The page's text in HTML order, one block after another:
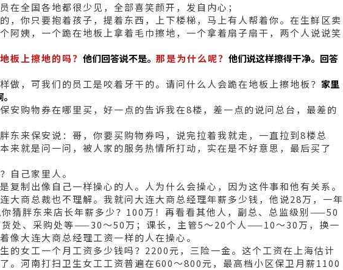
在全国各地都很少见，全部喜笑颜开，发自内心；
，你只要抱着孩子，提着东西，上下楼梯，马上有人帮着你。在生鲜区卖
阿姨，一个跪在地板上拿着毛巾擦地，一个拿着扇子扇干，两个人说说笑
板上擦地的吗？ 他们回答说不是。 那是为什么呢？ 他们说这样擦得干净。回答
做，可我们的员工是咬着牙干的。请问什么人会跪在地板上擦地板？ 家里
安购物券在哪里买，好一点的告诉我在8楼，差一点的说问总台，最差的
东来保安说：哥，你要买购物券吗，说完拉着我就走，一直拉到8楼总
来就是问一问，被人家的服务热情所打动，实在是不好意思，最后买了
自己家里人。
复制出像自己一样操心的人。人为什么会操心，因为这件事和他有关系。
大商总裁也不理解。我就问大连大商总经理年薪多少钱，他说28万，一年
猜胖东来店长年薪多少？100万！再看看其他人，副总、总监级别——50
处、采购处等——30～50万；课长，主管5～20个人——10～30万，换一
像大连大商总经理工资一样的人在操心。
的女工一个月工资多少钱吗？2200元，三险一金。这个工资在上海估计
。河南打扫卫生女工工资普遍在600～800元，最高档小区保卫月薪1100